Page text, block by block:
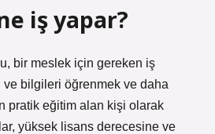
iş yapar?
bir meslek için gereken iş
bilgileri öğrenmek ve daha
pratik eğitim alan kişi olarak
yüksek lisans derecesine ve